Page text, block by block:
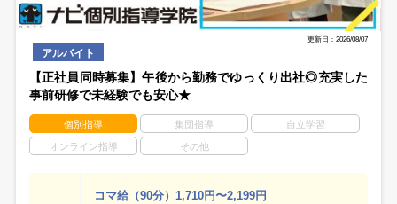
更新日：2026/08/07
アルバイト
【正社員同時募集】午後から勤務でゆっくり出社◎充実した
事前研修で未経験でも安心★
個別指導 集団指導 自立学習
オンライン指導 その他
コマ給（90分）1,710円〜2,199円